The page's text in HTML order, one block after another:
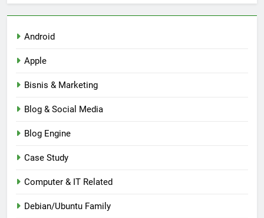
Android
Apple
Bisnis & Marketing
Blog & Social Media
Blog Engine
Case Study
Computer & IT Related
Debian/Ubuntu Family